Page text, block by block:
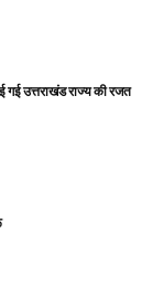
उत्तराखंड राज्य की रजत